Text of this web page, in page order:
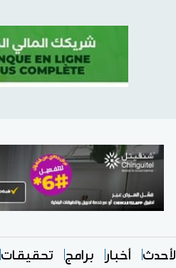
الأحدث أخبار برامج تحقيقات